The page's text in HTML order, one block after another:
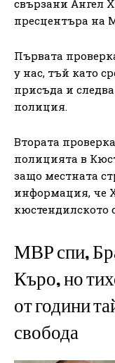
свързани Ангел
пресцентъра на
Първата
у нас, тъй като
присъда и
полиция.
Втората
полицията в
защо местната
информация, че
кюстендилското
МВР спи,
Къро, но
от години
свобода